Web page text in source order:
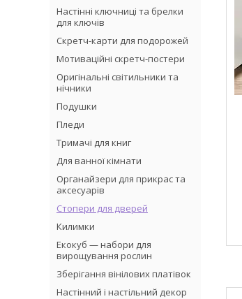
Настінні ключниці та брелки
для ключів
Скретч-карти для подорожей
Мотиваційні скретч-постери
Оригінальні світильники та
нічники
Подушки
Пледи
Тримачі для книг
Для ванної кімнати
Органайзери для прикрас та
аксесуарів
Стопери для дверей
Килимки
Екокуб — набори для
вирощування рослин
Зберігання вінілових платівок
Настінний і настільний декор